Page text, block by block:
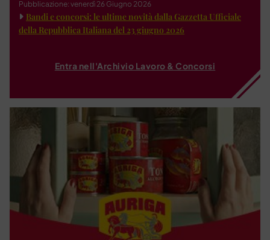
Pubblicazione: venerdì 26 Giugno 2026
Bandi e concorsi: le ultime novità dalla Gazzetta Ufficiale
della Repubblica Italiana del 23 giugno 2026
Entra nell'Archivio Lavoro & Concorsi